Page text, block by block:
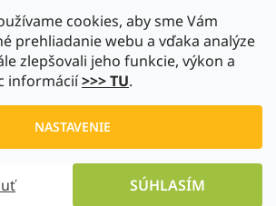
cookies, aby sme Vám
prehliadanie webu a vďaka analýze
zlepšovali jeho funkcie, výkon a
informácií>>> TU.
NASTAVENIE
SÚHLASÍM
@bb-techniks.r.o.7746
. Všetky práva vyhradené.
nastavenie cookies